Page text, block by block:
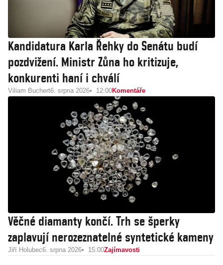
Kandidatura Karla Řehky do Senátu budí
pozdvižení. Ministr Zůna ho kritizuje,
konkurenti haní i chválí
Viliam Buchert6. srpna 2026 12:00Komentáře
Věčné diamanty končí. Trh se šperky
zaplavují nerozeznatelné syntetické kameny
Jiří Holubec6. srpna 2026 15:00Zajímavosti